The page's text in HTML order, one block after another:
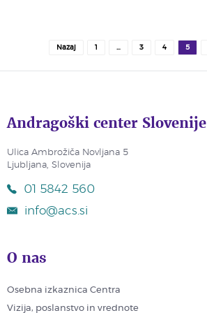
Nazaj 1 … 3 4 5
Andragoški center Slovenije
Ulica Ambrožiča Novljana 5
Ljubljana, Slovenija
01 5842 560
info@acs.si
O nas
Osebna izkaznica Centra
Vizija, poslanstvo in vrednote